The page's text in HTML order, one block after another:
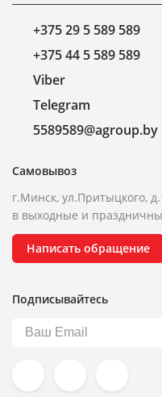
+375 29 5 589 589
+375 44 5 589 589
Viber
Telegram
5589589@agroup.by
Самовывоз
г.Минск, ул.Притыцкого,
в выходные и
Написать обращение
Подписывайтесь